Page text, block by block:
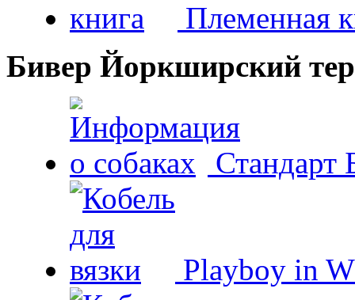
Племенная
Бивер Йоркширский
Стандарт
Playboy in